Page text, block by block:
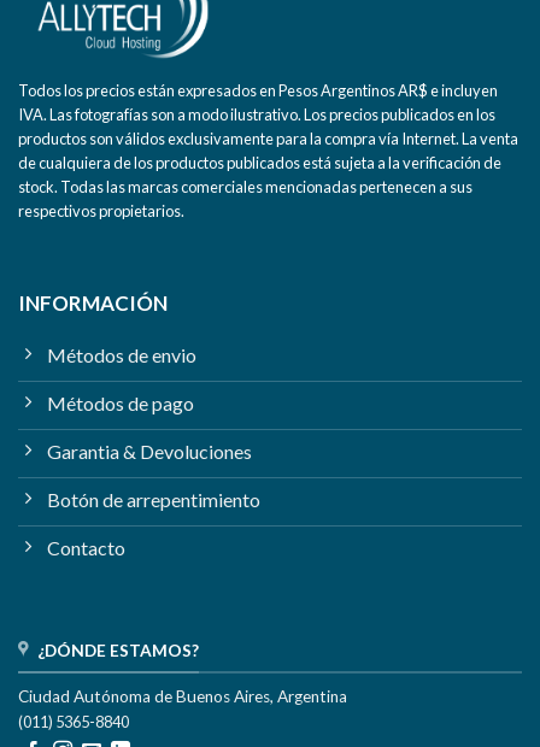
Todos los precios están expresados en Pesos Argentinos AR$ e incluyen
IVA. Las fotografías son a modo ilustrativo. Los precios publicados en los
productos son válidos exclusivamente para la compra vía Internet. La venta
de cualquiera de los productos publicados está sujeta a la verificación de
stock. Todas las marcas comerciales mencionadas pertenecen a sus
respectivos propietarios.
INFORMACIÓN
Métodos de envio
Métodos de pago
Garantia & Devoluciones
Botón de arrepentimiento
Contacto
¿DÓNDE ESTAMOS?
Ciudad Autónoma de Buenos Aires, Argentina
(011) 5365-8840